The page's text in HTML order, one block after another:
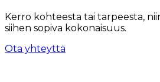
Kerro kohteesta tai tarpeesta,
siihen sopiva kokonaisuus.
Ota yhteyttä